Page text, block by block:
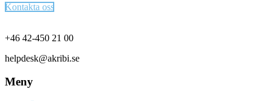
Kontakta oss
+46 42-450 21 00
helpdesk@akribi.se
Meny